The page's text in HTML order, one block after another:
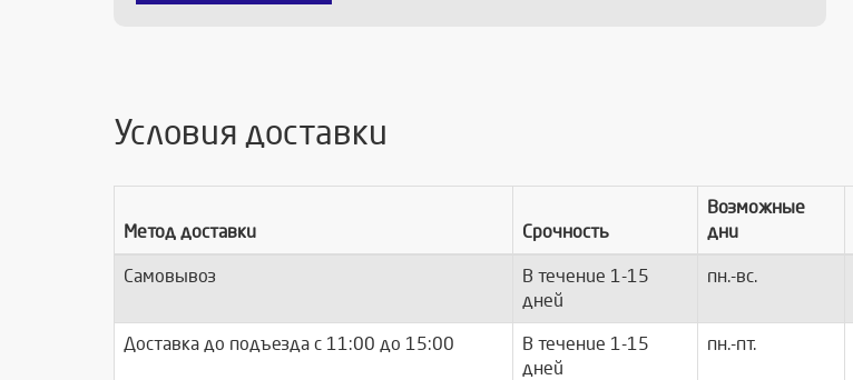
Условия доставки
Метод доставки Срочность
Возможные
дни
Самовывоз
В течение 1-15
дней
пн.-вс.
Доставка до подъезда c 11:00 до 15:00
В течение 1-15
дней
пн.-пт.